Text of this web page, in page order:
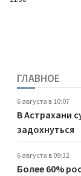
ГЛАВНОЕ
6 августа в 10:07
В Астрахани
задохнуться
6 августа в 09:32
Более 60%